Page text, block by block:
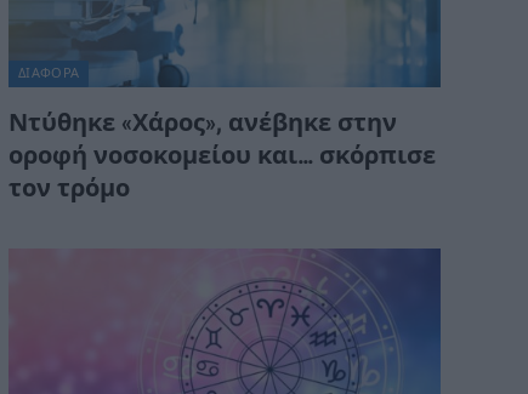
ΔΙΆΦΟΡΑ
Ντύθηκε «Χάρος», ανέβηκε στην
οροφή νοσοκομείου και… σκόρπισε
τον τρόμο